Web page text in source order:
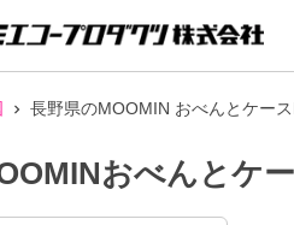
長野県のMOOMIN おべんとケー
おべんとケ